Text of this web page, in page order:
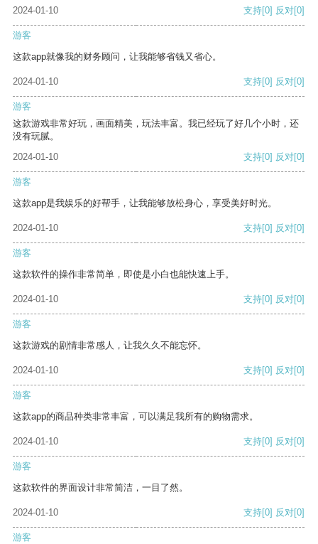
2024-01-10 支持[0] 反对[0]
游客
这款app就像我的财务顾问，让我能够省钱又省心。
2024-01-10 支持[0] 反对[0]
游客
这款游戏非常好玩，画面精美，玩法丰富。我已经玩了好几个小时，还
没有玩腻。
2024-01-10
支持[0] 反对[0]
游客
这款app是我娱乐的好帮手，让我能够放松身心，享受美好时光。
2024-01-10 支持[0] 反对[0]
游客
这款软件的操作非常简单，即使是小白也能快速上手。
2024-01-10 支持[0] 反对[0]
游客
这款游戏的剧情非常感人，让我久久不能忘怀。
2024-01-10 支持[0] 反对[0]
游客
这款app的商品种类非常丰富，可以满足我所有的购物需求。
2024-01-10 支持[0] 反对[0]
游客
这款软件的界面设计非常简洁，一目了然。
2024-01-10 支持[0] 反对[0]
游客